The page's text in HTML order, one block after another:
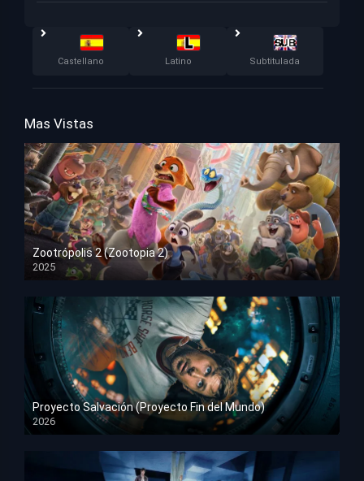
Castellano Latino Subtitulada
Mas Vistas
Zootrópolis 2 (Zootopia 2)
2025
HD 1080p
Proyecto Salvación (Proyecto Fin del Mundo)
2026
HD 1080p